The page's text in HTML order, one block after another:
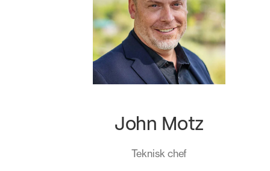
John Motz
Teknisk chef